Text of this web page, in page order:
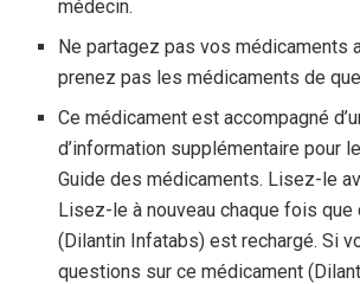
médecin.
Ne partagez pas vos médicaments
prenez pas les médicaments de
Ce médicament est accompagné
d’information supplémentaire pour
Guide des médicaments. Lisez-le
Lisez-le à nouveau chaque fois que
(Dilantin Infatabs) est rechargé. Si
questions sur ce médicament